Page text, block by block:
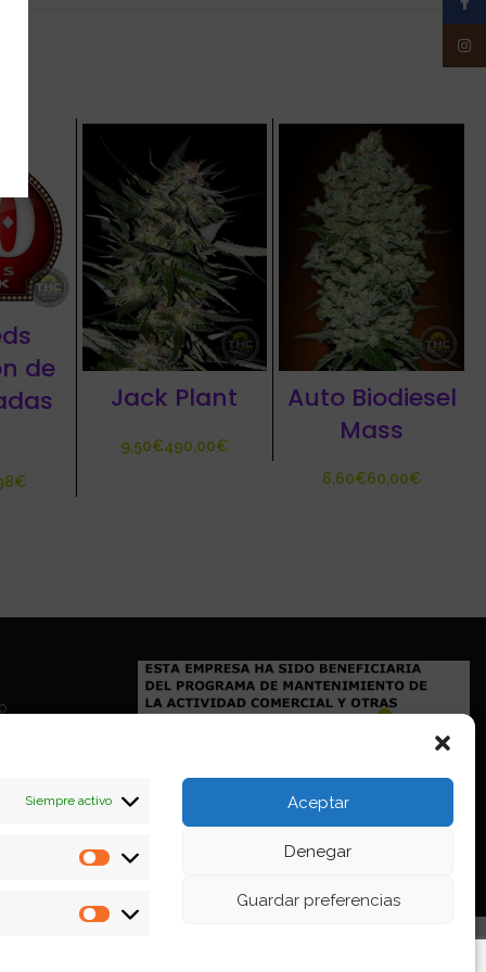
Siempre activo
Estadísticas
Marketing
Aceptar
Denegar
Guardar preferencias
de
€
Jack Plant
€ €
Auto Biodiesel
Mass
€ €